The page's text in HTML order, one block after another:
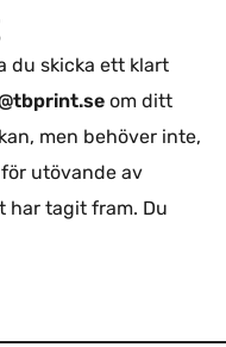
du skicka ett klart
om ditt
men behöver inte,
utövande av
har tagit fram. Du